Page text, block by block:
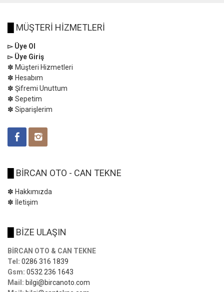
MÜŞTERİ HİZMETLERİ
▻ Üye Ol
▻ Üye Giriş
✽ Müşteri Hizmetleri
✽ Hesabım
✽ Şifremi Unuttum
✽ Sepetim
✽ Siparişlerim
BİRCAN OTO - CAN TEKNE
✽ Hakkımızda
✽ İletişim
BİZE ULAŞIN
BİRCAN OTO & CAN TEKNE
Tel: 0286 316 1839
Gsm: 0532 236 1643
Mail: bilgi@bircanoto.com